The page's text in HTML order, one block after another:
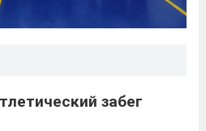
забег